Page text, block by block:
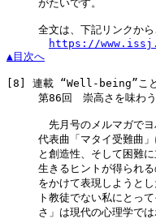
がたいです。
全文は、下記リンクからご
https://
▲目次へ
[8]
連載 “Well-being”こと
第86回　崇高さを味わう
先月号のメルマガでヨハ
代表曲「マタイ受難曲」に
と創造性、そして困難に立
生きるヒントが得られるの
をかけて表現しようとした
ト教徒でない私にとってそ
さ」は現代の心理学ではポ